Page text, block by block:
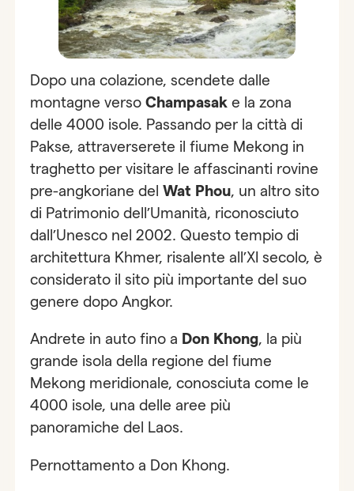
Dopo una colazione, scendete dalle
montagne versoChampasak e la zona
delle 4000 isole. Passando per la città di
Pakse, attraverserete il fiume Mekong in
traghetto per visitare le affascinanti rovine
pre-angkoriane delWat Phou, un altro sito
di Patrimonio dell’Umanità, riconosciuto
dall’Unesco nel 2002. Questo tempio di
architettura Khmer, risalente all’XI secolo, è
considerato il sito più importante del suo
genere dopo Angkor.
Andrete in auto fino a Don Khong, la più
grande isola della regione del fiume
Mekong meridionale, conosciuta come le
4000 isole, una delle aree più
panoramiche del Laos.
Pernottamento a Don Khong.